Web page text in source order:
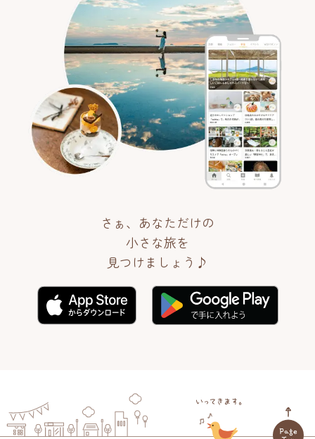
さぁ、あなただけの
小さな旅を
見つけましょう♪